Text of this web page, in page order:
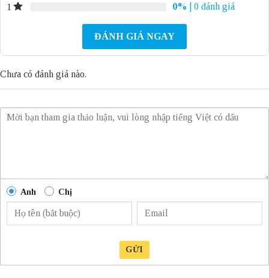
1
0% | 0 đánh giá
ĐÁNH GIÁ NGAY
Chưa có đánh giá nào.
Anh Chị
GỬI